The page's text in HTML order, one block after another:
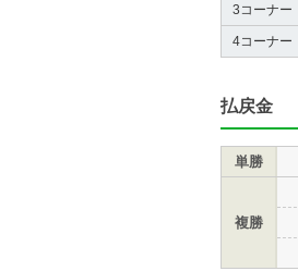
3コーナー
4コーナー
払戻金
単勝
複勝